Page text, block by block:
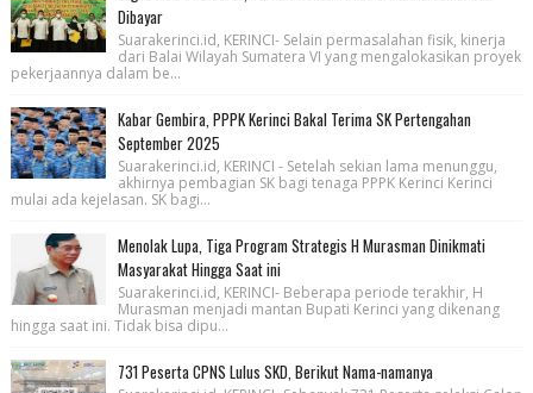
Dibayar
Suarakerinci.id, KERINCI- Selain permasalahan fisik, kinerja
dari Balai Wilayah Sumatera VI yang mengalokasikan proyek
pekerjaannya dalam be...
Kabar Gembira, PPPK Kerinci Bakal Terima SK Pertengahan
September 2025
Suarakerinci.id, KERINCI - Setelah sekian lama menunggu,
akhirnya pembagian SK bagi tenaga PPPK Kerinci Kerinci
mulai ada kejelasan. SK bagi...
Menolak Lupa, Tiga Program Strategis H Murasman Dinikmati
Masyarakat Hingga Saat ini
Suarakerinci.id, KERINCI- Beberapa periode terakhir, H
Murasman menjadi mantan Bupati Kerinci yang dikenang
hingga saat ini. Tidak bisa dipu...
731 Peserta CPNS Lulus SKD, Berikut Nama-namanya